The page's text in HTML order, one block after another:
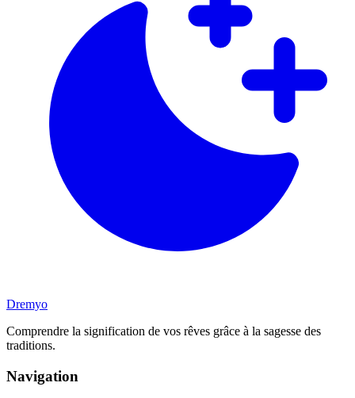
Dremyo
Comprendre la signification de vos rêves grâce à la sagesse des
traditions.
Navigation